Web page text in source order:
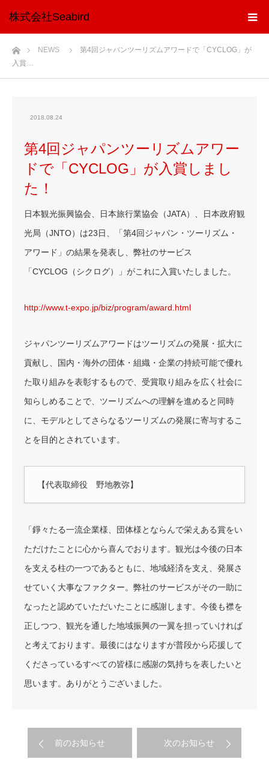
株式会社Seabird
ホームNEWS
第4回ジャパンツーリズムアワードで「CYCLOG」が
入賞…
2018.08.24
第4回ジャパンツーリズムアワー
ドで「CYCLOG」が入賞しまし
た！
日本観光振興協会、日本旅行業協会（JATA）、日本政府観
光局（JNTO）は23日、「第4回ジャパン・ツーリズム・
アワード」の結果を発表し、弊社のサービス
「CYCLOG（シクログ）」がこれに入賞いたしました。
http://www.t-expo.jp/biz/program/award.html
ジャパンツーリズムアワードはツーリズムの発展・拡大に
貢献し、国内・海外の団体・組織・企業の持続可能で優れ
た取り組みを表彰するもので、受賞取り組みを広く社会に
知らしめることで、ツーリズムへの理解を進めると同時
に、モデルとしてさらなるツーリズムの発展に寄与するこ
とを目的とされています。
【代表取締役 野地教弥】
「錚々たる一流企業様、団体様とならんで栄えある賞をい
ただけたことに心から喜んでおります。観光は今後の日本
を支える柱の一つであるともに、地域経済を支え、発展さ
せていく大事なファクター。弊社のサービスがその一助に
なったと認めていただいたことに感謝します。今後も襟を
正しつつ、観光を通した地域振興の一翼を担っていければ
と考えております。最後にはなりますが普段から応援して
くださっているすべての皆様に感謝の気持ちを表したいと
思います。ありがとうございました。
前のお知らせ 次のお知らせ